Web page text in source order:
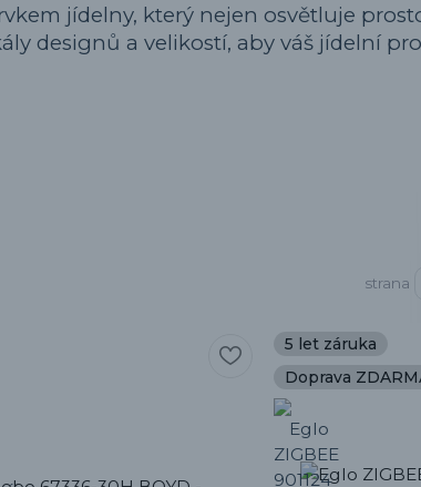
jídelny, který nejen osvětluje
designů a velikostí, aby váš jídelní
strana
5 let záruka
Doprava